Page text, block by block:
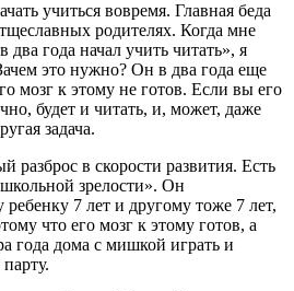
учиться вовремя. Главная беда
родителях. Когда мне
два года начал учить читать», я
это нужно? Он в два года еще
мозг к этому не готов. Если вы его
будет и читать, и, может, даже
задача.
разброс в скорости развития. Есть
зрелости». Он
ребенку 7 лет и другому тоже 7 лет,
что его мозг к этому готов, а
года дома с мишкой играть и